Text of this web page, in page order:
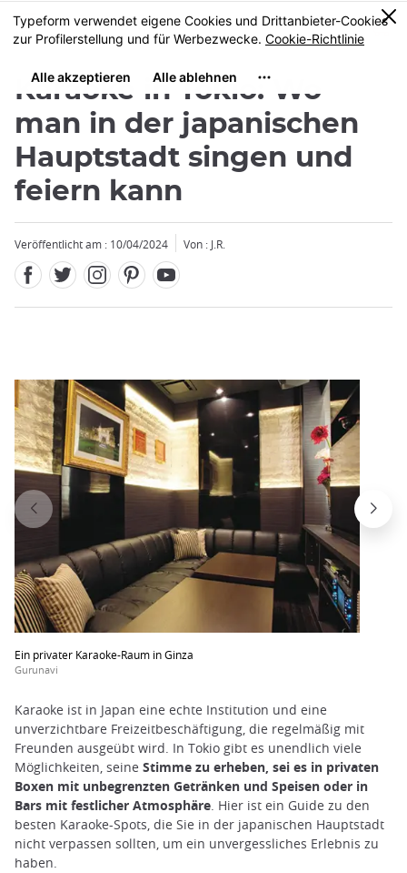
Größe
MENU
0
Karaoke in Tokio: Wo
man in der japanischen
Hauptstadt singen und
feiern kann
Veröffentlicht am : 10/04/2024 Von : J.R.
Ein privater Karaoke-Raum in Ginza
Gurunavi
Schließen
Karaoke ist in Japan eine echte Institution und eine
unverzichtbare Freizeitbeschäftigung, die regelmäßig mit
Freunden ausgeübt wird. In Tokio gibt es unendlich viele
Möglichkeiten, seine Stimme zu erheben, sei es in privaten
Boxen mit unbegrenzten Getränken und Speisen oder in
Bars mit festlicher Atmosphäre. Hier ist ein Guide zu den
besten Karaoke-Spots, die Sie in der japanischen Hauptstadt
nicht verpassen sollten, um ein unvergessliches Erlebnis zu
haben.